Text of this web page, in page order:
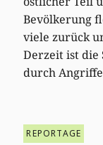
Bevölkerung
viele zurück
Derzeit ist die
durch
REPORTAGE